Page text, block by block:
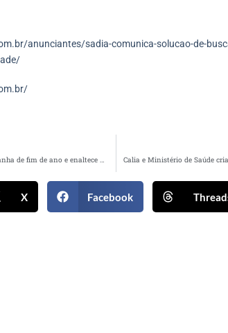
anunciantes/sadia-comunica-solucao-de-
Globo estreia campanha de fim de ano e enaltece o Brasil de de Norte a Sul
X Facebook